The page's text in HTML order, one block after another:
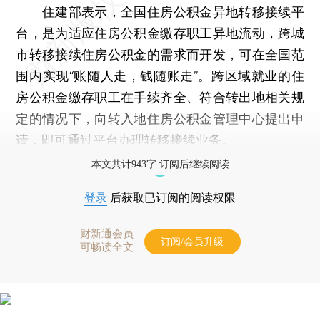
住建部表示，全国住房公积金异地转移接续平
台，是为适应住房公积金缴存职工异地流动，跨城
市转移接续住房公积金的需求而开发，可在全国范
围内实现“账随人走，钱随账走”。跨区域就业的住
房公积金缴存职工在手续齐全、符合转出地相关规
定的情况下，向转入地住房公积金管理中心提出申
请，即可通过平台办理转移接续业务。
本文共计943字 订阅后继续阅读
登录 后获取已订阅的阅读权限
财新通会员
可畅读全文
订阅/会员升级